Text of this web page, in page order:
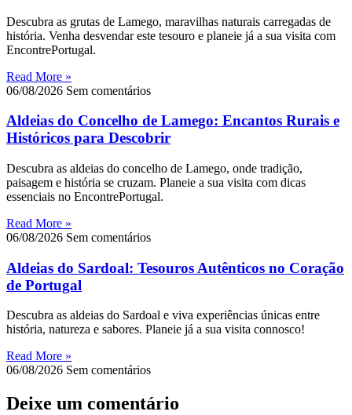
Descubra as grutas de Lamego, maravilhas naturais carregadas de
história. Venha desvendar este tesouro e planeie já a sua visita com
EncontrePortugal.
Read More »
06/08/2026 Sem comentários
Aldeias do Concelho de Lamego: Encantos Rurais e
Históricos para Descobrir
Descubra as aldeias do concelho de Lamego, onde tradição,
paisagem e história se cruzam. Planeie a sua visita com dicas
essenciais no EncontrePortugal.
Read More »
06/08/2026 Sem comentários
Aldeias do Sardoal: Tesouros Autênticos no Coração
de Portugal
Descubra as aldeias do Sardoal e viva experiências únicas entre
história, natureza e sabores. Planeie já a sua visita connosco!
Read More »
06/08/2026 Sem comentários
Deixe um comentário